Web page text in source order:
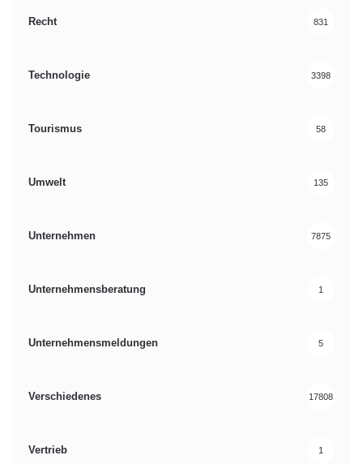
Recht 831
Technologie 3398
Tourismus 58
Umwelt 135
Unternehmen 7875
Unternehmensberatung 1
Unternehmensmeldungen 5
Verschiedenes 17808
Vertrieb 1